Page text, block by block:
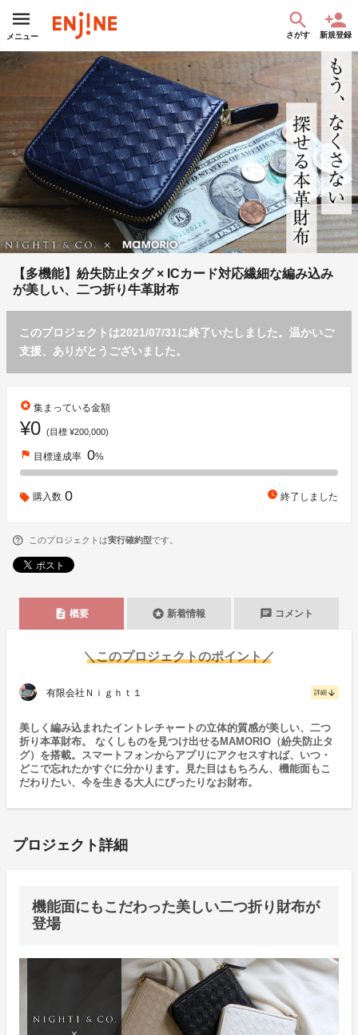
メニュー さがす 新規登録
【多機能】紛失防止タグ × ICカード対応繊細な編み込み
が美しい、二つ折り牛革財布
このプロジェクトは2021/07/31に終了いたしました。温かいご
支援、ありがとうございました。
stars 集まっている金額
¥0 (目標 ¥200,000)
flag 目標達成率 0%
購入数 0 watch_later 終了しました
このプロジェクトは実行確約型です。
description 概要 stars 新着情報 chat コメント
＼このプロジェクトのポイント／
有限会社Ｎｉｇｈｔ１ 詳細 arrow_downward
美しく編み込まれたイントレチャートの立体的質感が美しい、二つ
折り本革財布。 なくしものを見つけ出せるMAMORIO（紛失防止タ
グ）を搭載。スマートフォンからアプリにアクセスすれば、いつ・
どこで忘れたかすぐに分かります。見た目はもちろん、機能面もこ
だわりたい、今を生きる大人にぴったりなお財布。
プロジェクト詳細
機能面にもこだわった美しい二つ折り財布が
登場